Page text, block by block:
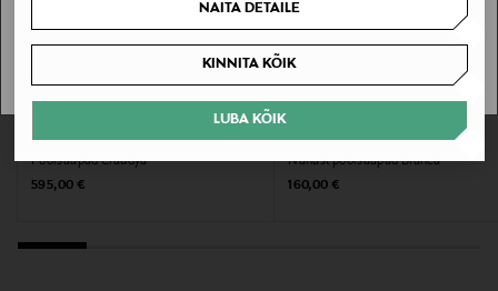
NÄITA DETAILE
KINNITA KÕIK
LUBA KÕIK
HIINA
BALLY
Poolsaapad Claudya
Original Price
595,00 €
VAGABOND
Nahast poolsaapad Blanca
Original Price
160,00 €
SAAN ARU